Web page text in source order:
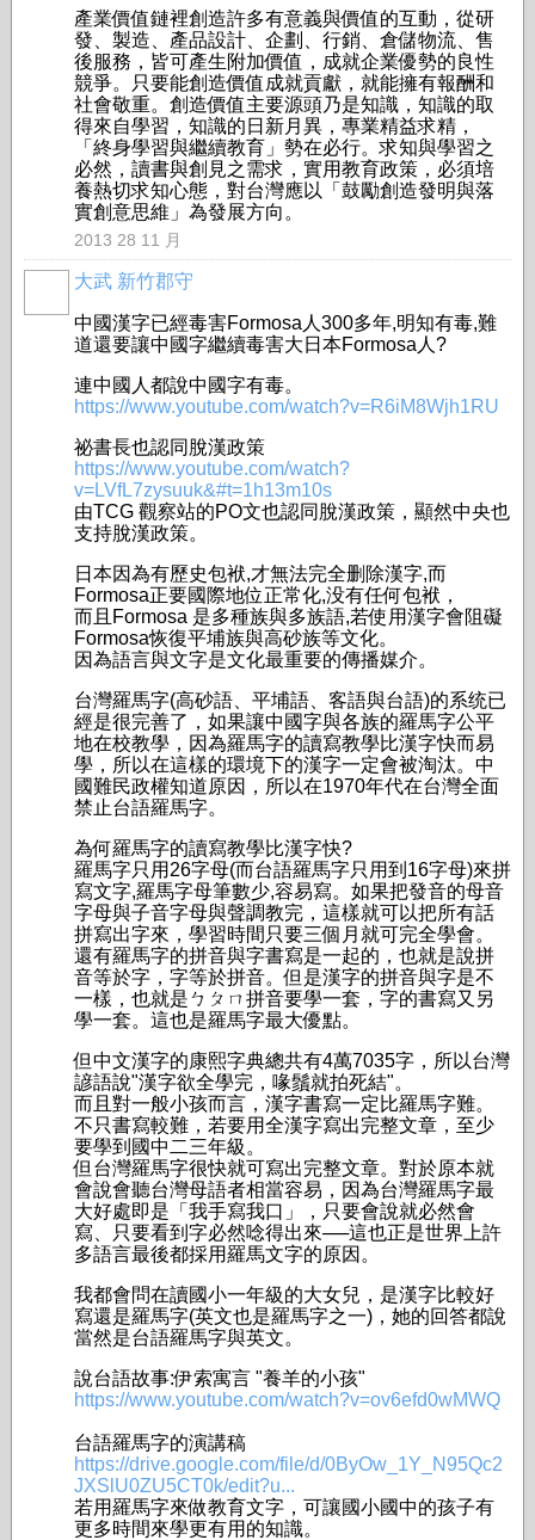
產業價值鏈裡創造許多有意義與價值的互動，從研
發、製造、產品設計、企劃、行銷、倉儲物流、售
後服務，皆可產生附加價值，成就企業優勢的良性
競爭。只要能創造價值成就貢獻，就能擁有報酬和
社會敬重。創造價值主要源頭乃是知識，知識的取
得來自學習，知識的日新月異，專業精益求精，
「終身學習與繼續教育」勢在必行。求知與學習之
必然，讀書與創見之需求，實用教育政策，必須培
養熱切求知心態，對台灣應以「鼓勵創造發明與落
實創意思維」為發展方向。
2013 28 11 月
大武 新竹郡守
中國漢字已經毒害Formosa人300多年,明知有毒,難
道還要讓中國字繼續毒害大日本Formosa人?
連中國人都說中國字有毒。
https://www.youtube.com/watch?v=R6iM8Wjh1RU
祕書長也認同脫漢政策
https://www.youtube.com/watch?
v=LVfL7zysuuk&#t=1h13m10s
由TCG 觀察站的PO文也認同脫漢政策，顯然中央也
支持脫漢政策。
日本因為有歷史包袱,才無法完全删除漢字,而
Formosa正要國際地位正常化,没有任何包袱，
而且Formosa 是多種族與多族語,若使用漢字會阻礙
Formosa恢復平埔族與高砂族等文化。
因為語言與文字是文化最重要的傳播媒介。
台灣羅馬字(高砂語、平埔語、客語與台語)的系统已
經是很完善了，如果讓中國字與各族的羅馬字公平
地在校教學，因為羅馬字的讀寫教學比漢字快而易
學，所以在這樣的環境下的漢字一定會被淘汰。中
國難民政權知道原因，所以在1970年代在台灣全面
禁止台語羅馬字。
為何羅馬字的讀寫教學比漢字快?
羅馬字只用26字母(而台語羅馬字只用到16字母)來拼
寫文字,羅馬字母筆數少,容易寫。如果把發音的母音
字母與子音字母與聲調教完，這樣就可以把所有話
拼寫出字來，學習時間只要三個月就可完全學會。
還有羅馬字的拼音與字書寫是一起的，也就是說拼
音等於字，字等於拼音。但是漢字的拼音與字是不
一樣，也就是ㄅㄆㄇ拼音要學一套，字的書寫又另
學一套。這也是羅馬字最大優點。
但中文漢字的康熙字典總共有4萬7035字，所以台灣
諺語說"漢字欲全學完，喙鬚就拍死結"。
而且對一般小孩而言，漢字書寫一定比羅馬字難。
不只書寫較難，若要用全漢字寫出完整文章，至少
要學到國中二三年級。
但台灣羅馬字很快就可寫出完整文章。對於原本就
會說會聽台灣母語者相當容易，因為台灣羅馬字最
大好處即是「我手寫我口」，只要會說就必然會
寫、只要看到字必然唸得出來──這也正是世界上許
多語言最後都採用羅馬文字的原因。
我都會問在讀國小一年級的大女兒，是漢字比較好
寫還是羅馬字(英文也是羅馬字之一)，她的回答都說
當然是台語羅馬字與英文。
說台語故事:伊索寓言 "養羊的小孩"
https://www.youtube.com/watch?v=ov6efd0wMWQ
台語羅馬字的演講稿
https://drive.google.com/file/d/0ByOw_1Y_N95Qc2
JXSlU0ZU5CT0k/edit?u...
若用羅馬字來做教育文字，可讓國小國中的孩子有
更多時間來學更有用的知識。